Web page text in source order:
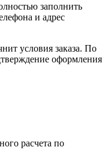
заполнить
и адрес
условия заказа. По
оформления
расчета по